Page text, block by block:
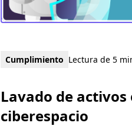
Cumplimiento Lectura de 5
Lavado de activos
ciberespacio